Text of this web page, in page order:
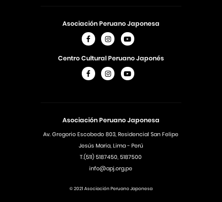
Asociación Peruano Japonesa
Av. Gregorio Escobedo 803, Residencial San Felipe
Jesús Maria, Lima - Perú
T.(511) 5187450, 5187500
info@apj.org.pe
Asociación Peruano Japonesa
Centro Cultural Peruano Japonés
© 2021 Asociación Peruano Japonesa